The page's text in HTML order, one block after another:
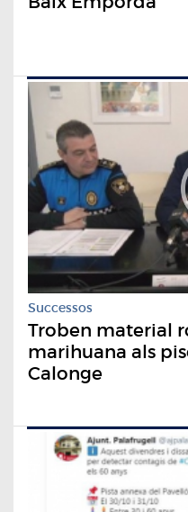
Successos
Troben material
marihuana als
Calonge